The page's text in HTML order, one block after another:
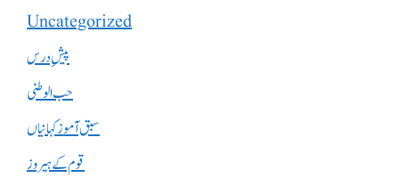
Uncategorized
پیشِ درس
حب الوطنی
سبق آموز کہانیاں
قوم کے ہیروز